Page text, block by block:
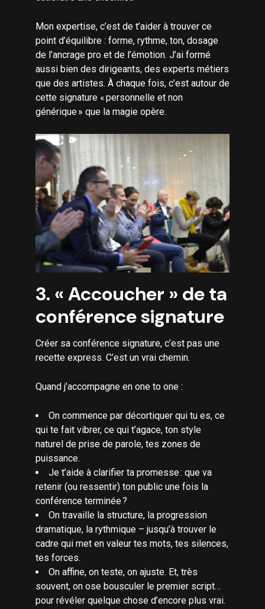
Mon expertise, c’est de t’aider à trouver ce
point d’équilibre : forme, rythme, ton, dosage
de l’ancrage pro et de l’émotion. J’ai formé
aussi bien des dirigeants, des experts métiers
que des artistes. À chaque fois, c’est autour de
cette signature « personnelle et non
générique » que la magie opère.
3. « Accoucher » de ta
conférence signature
Créer sa conférence signature, c’est pas une
recette express. C’est un vrai chemin.
Quand j’accompagne en one to one :
On commence par décortiquer qui tu es, ce
qui te fait vibrer, ce qui t’agace, ton style
naturel de prise de parole, tes zones de
puissance.
Je t’aide à clarifier ta promesse : que va
retenir (ou ressentir) ton public une fois la
conférence terminée ?
On travaille la structure, la progression
dramatique, la rythmique – jusqu’à trouver le
cadre qui met en valeur tes mots, tes silences,
tes forces.
On affine, on teste, on ajuste. Et, très
souvent, on ose bousculer le premier script…
pour révéler quelque chose d’encore plus vrai.